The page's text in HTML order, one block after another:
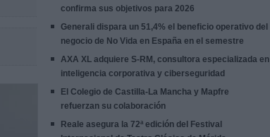
confirma sus objetivos para 2026
Generali dispara un 51,4% el beneficio operativo del
negocio de No Vida en España en el semestre
AXA XL adquiere S-RM, consultora especializada en
inteligencia corporativa y ciberseguridad
El Colegio de Castilla-La Mancha y Mapfre
refuerzan su colaboración
Reale asegura la 72ª edición del Festival